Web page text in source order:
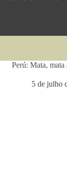
Perú: Mata, mata
5 de julho